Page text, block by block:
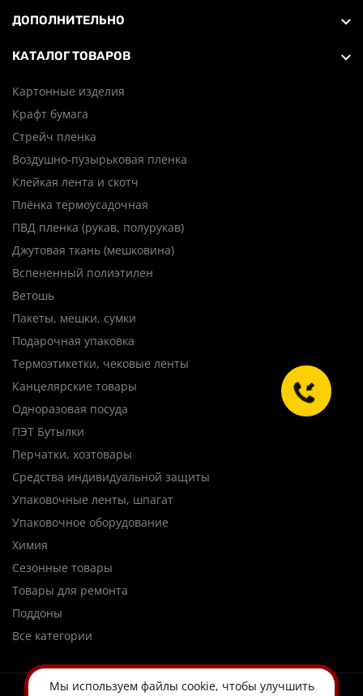
ДОПОЛНИТЕЛЬНО
КАТАЛОГ ТОВАРОВ
Картонные изделия
Крафт бумага
Стрейч пленка
Воздушно-пузырьковая пленка
Клейкая лента и скотч
Плёнка термоусадочная
ПВД пленка (рукав, полурукав)
Джутовая ткань (мешковина)
Вспененный полиэтилен
Ветошь
Пакеты, мешки, сумки
Подарочная упаковка
Термоэтикетки, чековые ленты
Канцелярские товары
Одноразовая посуда
ПЭТ Бутылки
Перчатки, хозтовары
Средства индивидуальной защиты
Упаковочные ленты, шпагат
Упаковочное оборудование
Химия
Сезонные товары
Товары для ремонта
Поддоны
Все категории
Мы используем файлы cookie, чтобы улучшить